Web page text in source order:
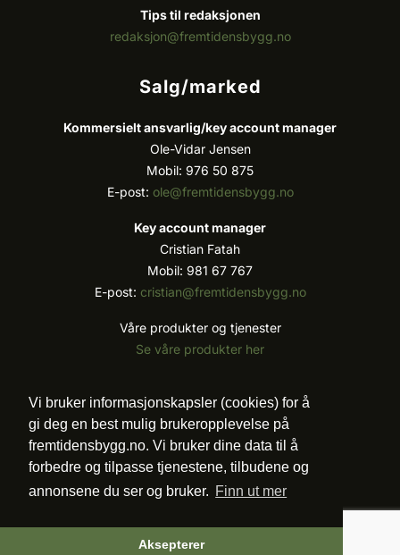
Vi bruker informasjonskapsler (cookies) for å
gi deg en best mulig brukeropplevelse på
fremtidensbygg.no. Vi bruker dine data til å
forbedre og tilpasse tjenestene, tilbudene og
annonsene du ser og bruker. Finn ut mer
Aksepterer
Tips til redaksjonen
redaksjon@fremtidensbygg.no
Salg/marked
Kommersielt ansvarlig/key account manager
Ole-Vidar Jensen
Mobil: 976 50 875
E-post: ole@fremtidensbygg.no
Key account manager
Cristian Fatah
Mobil: 981 67 767
E-post: cristian@fremtidensbygg.no
Våre produkter og tjenester
Se våre produkter her
Følg oss:
Vi arbeider etter Vær Varsom-plakatens regler for
©2007 - 2026 Value Publishing AS. All Rights
Reserved.